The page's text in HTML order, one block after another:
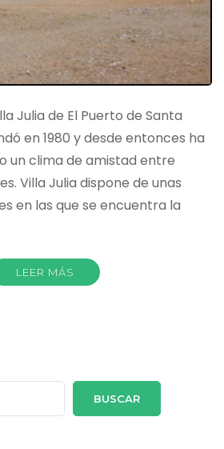
Julia de El Puerto de Santa
en 1980 y desde entonces ha
un clima de amistad entre
Villa Julia dispone de unas
en las que se encuentra la
LEER MÁS
BUSCAR